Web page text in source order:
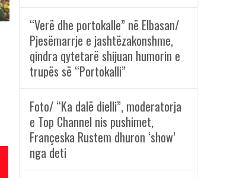
“Verë dhe portokalle” në Elbasan/
Pjesëmarrje e jashtëzakonshme,
qindra qytetarë shijuan humorin e
trupës së “Portokalli”
Foto/ “Ka dalë dielli”, moderatorja
e Top Channel nis pushimet,
Françeska Rustem dhuron ‘show’
nga deti